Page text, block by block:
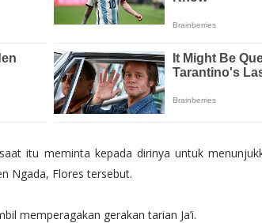
itu meminta kepada dirinya untuk
Ngada, Flores tersebut.
memperagakan gerakan tarian Ja’i.